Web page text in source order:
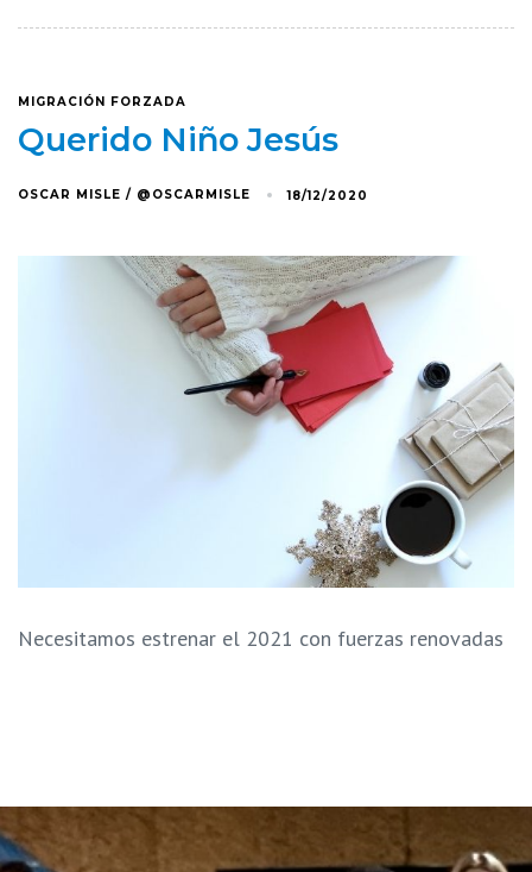
MIGRACIÓN FORZADA
Querido Niño Jesús
OSCAR MISLE / @OSCARMISLE 18/12/2020
Necesitamos estrenar el 2021 con fuerzas renovadas